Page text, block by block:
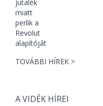
TOVÁBBI HÍREK >
A VIDÉK HÍREI